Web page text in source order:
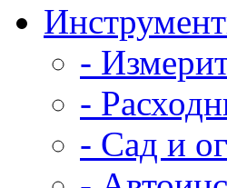
-
-
- Сад и